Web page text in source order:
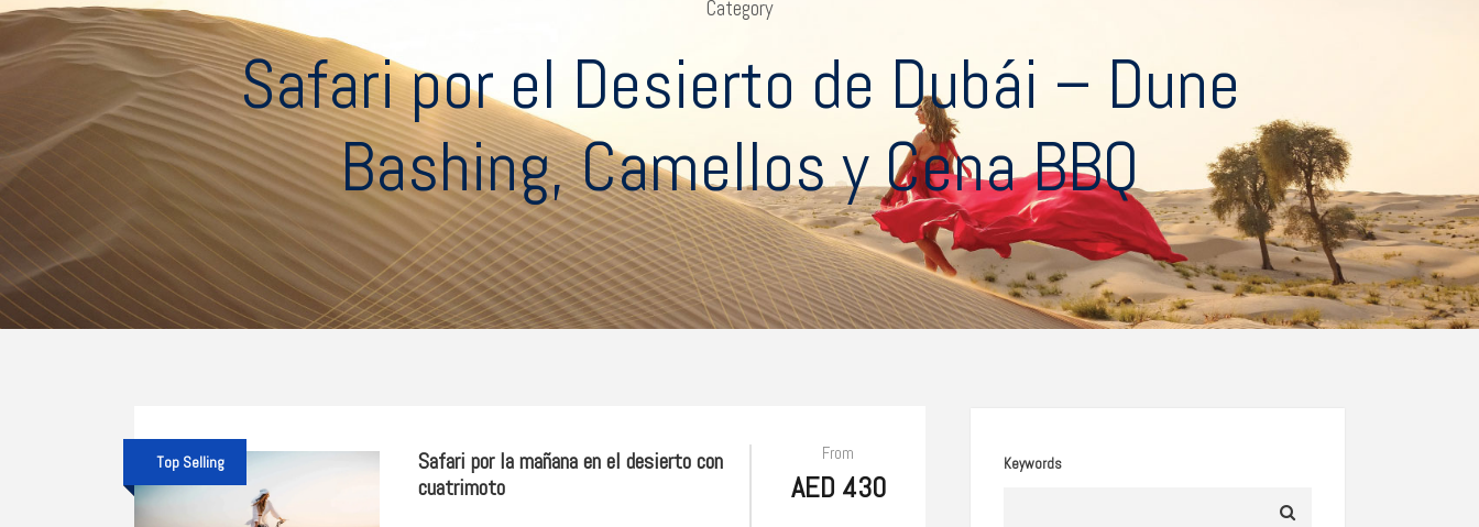
Category
Safari por el Desierto de Dubái – Dune
Bashing, Camellos y Cena BBQ
Top Selling
Safari por la mañana en el desierto con
cuatrimoto
From
AED 430
Keywords